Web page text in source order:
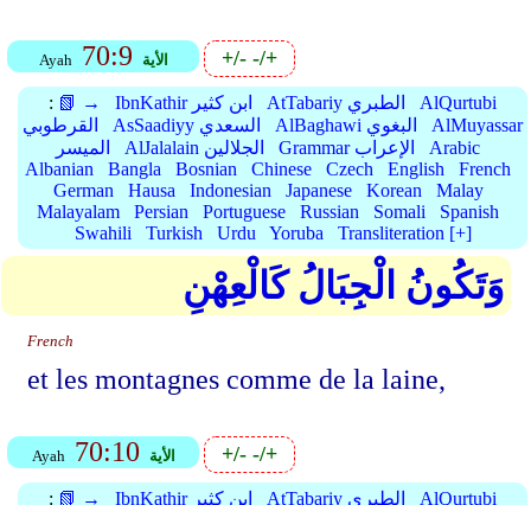
Ayah 70:9 الأية +/--/+
: 📗 → IbnKathir ابن كثير AtTabariy الطبري
AlQurtubi
القرطوبي
AsSaadiyy السعدي AlBaghawi البغوي
AlMuyassar
الميسر
AlJalalain الجلالين Grammar الإعراب
Arabic
Albanian
Bangla Bosnian Chinese Czech English
French
German
Hausa Indonesian Japanese Korean
Malay
Malayalam
Persian Portuguese Russian Somali
Spanish
Swahili
Turkish Urdu Yoruba Transliteration [+]
وَتَكُونُ الْجِبَالُ كَالْعِهْنِ
French
et les montagnes comme de la laine,
Ayah 70:10 الأية +/--/+
: 📗 → IbnKathir ابن كثير AtTabariy الطبري AlQurtubi